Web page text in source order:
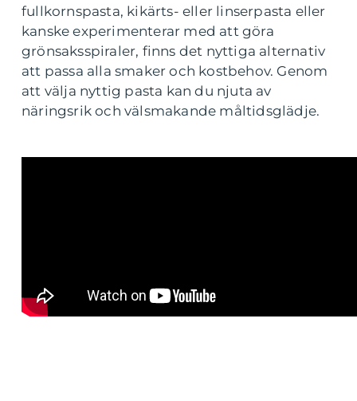
fullkornspasta, kikärts- eller linserpasta eller
kanske experimenterar med att göra
grönsaksspiraler, finns det nyttiga alternativ
att passa alla smaker och kostbehov. Genom
att välja nyttig pasta kan du njuta av
näringsrik och välsmakande måltidsglädje.